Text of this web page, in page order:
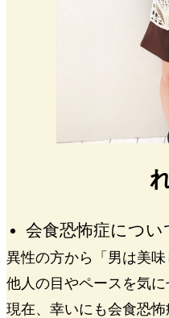
会食恐怖症につい
異性の方から「男は美
他人の目やペースを気
現在、幸いにも会食恐